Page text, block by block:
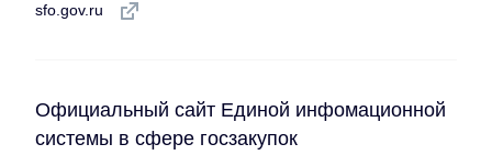
sfo.gov.ru
Официальный сайт Единой инфомационной
системы в сфере госзакупок